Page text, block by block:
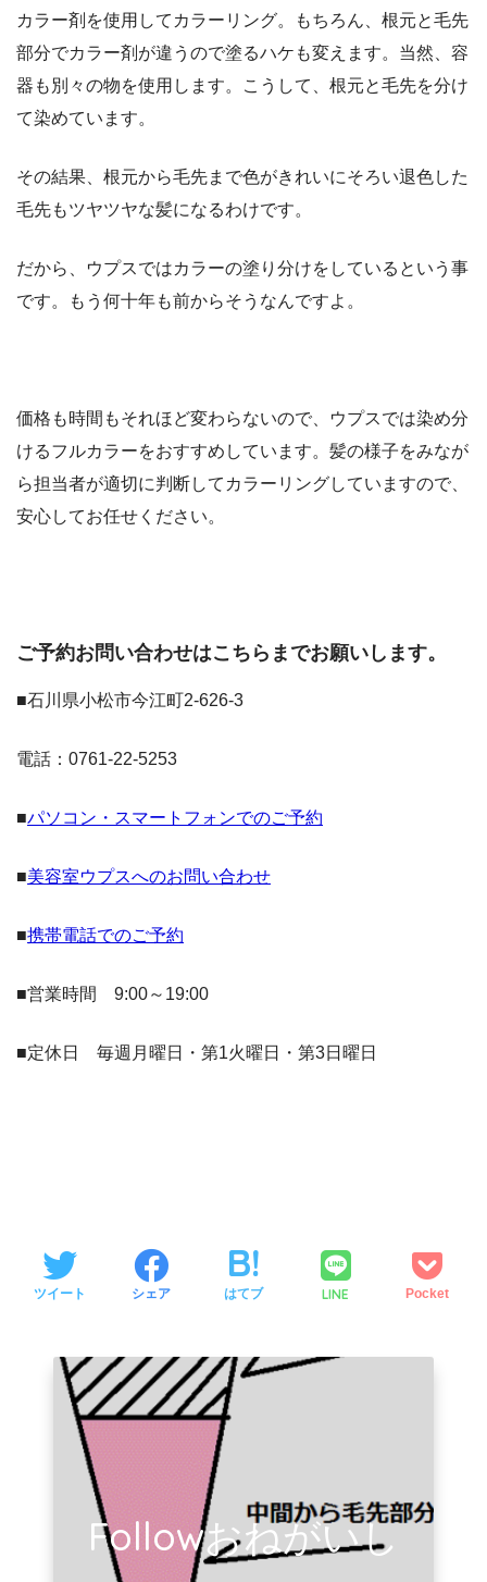
カラー剤を使用してカラーリング。もちろん、根元と毛先
部分でカラー剤が違うので塗るハケも変えます。当然、容
器も別々の物を使用します。こうして、根元と毛先を分け
て染めています。
その結果、根元から毛先まで色がきれいにそろい退色した
毛先もツヤツヤな髪になるわけです。
だから、ウプスではカラーの塗り分けをしているという事
です。もう何十年も前からそうなんですよ。
価格も時間もそれほど変わらないので、ウプスでは染め分
けるフルカラーをおすすめしています。髪の様子をみなが
ら担当者が適切に判断してカラーリングしていますので、
安心してお任せください。
ご予約お問い合わせはこちらまでお願いします。
■石川県小松市今江町2-626-3
電話：0761-22-5253
■パソコン・スマートフォンでのご予約
■美容室ウプスへのお問い合わせ
■携帯電話でのご予約
■営業時間 9:00～19:00
■定休日 毎週月曜日・第1火曜日・第3日曜日
ツイート シェア はてブ LINE Pocket
Followおねがいし